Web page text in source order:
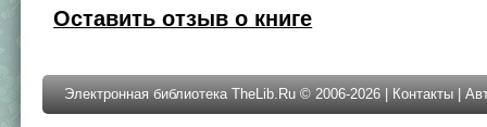
Оставить отзыв о книге
Электронная библиотека TheLib.Ru © 2006-2026 | Контакты |